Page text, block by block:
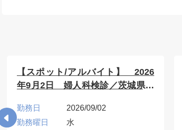
【スポット/アルバイト】 2026
年9月2日 婦人科検診／茨城県土
勤務日
2026/09/02
勤務曜日
水